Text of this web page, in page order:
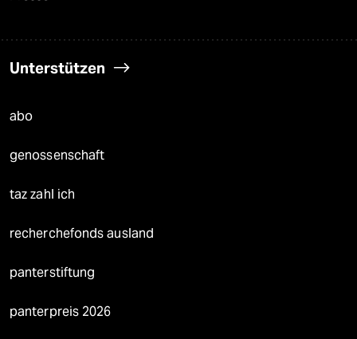
Unterstützen
abo
genossenschaft
taz zahl ich
recherchefonds ausland
panterstiftung
panterpreis 2026